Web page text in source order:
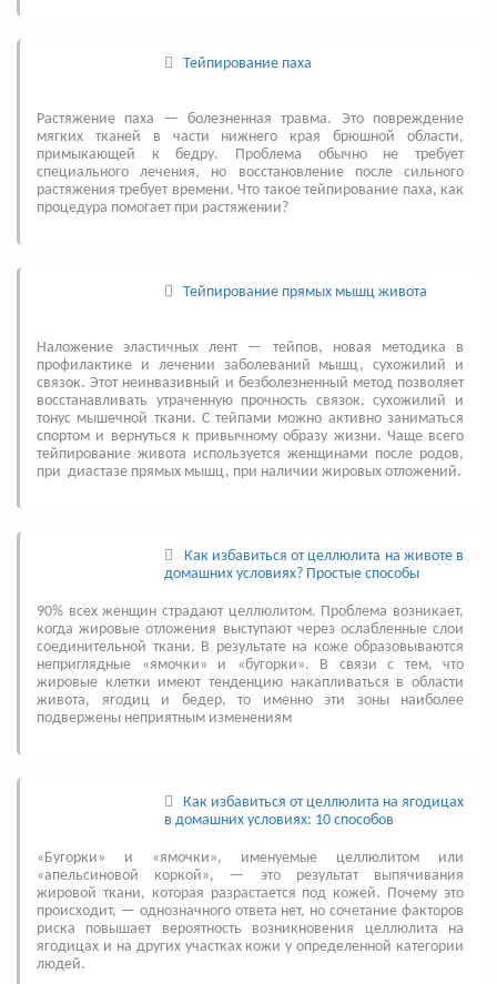
Тейпирование паха
Растяжение паха — болезненная травма. Это повреждение
мягких тканей в части нижнего края брюшной области,
примыкающей к бедру. Проблема обычно не требует
специального лечения, но восстановление после сильного
растяжения требует времени. Что такое тейпирование паха, как
процедура помогает при растяжении?
Тейпирование прямых мышц живота
Наложение эластичных лент — тейпов, новая методика в
профилактике и лечении заболеваний мышц, сухожилий и
связок. Этот неинвазивный и безболезненный метод позволяет
восстанавливать утраченную прочность связок, сухожилий и
тонус мышечной ткани. С тейпами можно активно заниматься
спортом и вернуться к привычному образу жизни. Чаще всего
тейпирование живота используется женщинами после родов,
при диастазе прямых мышц, при наличии жировых отложений.
Как избавиться от целлюлита на животе в
домашних условиях? Простые способы
90% всех женщин страдают целлюлитом. Проблема возникает,
когда жировые отложения выступают через ослабленные слои
соединительной ткани. В результате на коже образовываются
неприглядные «ямочки» и «бугорки». В связи с тем, что
жировые клетки имеют тенденцию накапливаться в области
живота, ягодиц и бедер, то именно эти зоны наиболее
подвержены неприятным изменениям
Как избавиться от целлюлита на ягодицах
в домашних условиях: 10 способов
«Бугорки» и «ямочки», именуемые целлюлитом или
«апельсиновой коркой», — это результат выпячивания
жировой ткани, которая разрастается под кожей. Почему это
происходит, — однозначного ответа нет, но сочетание факторов
риска повышает вероятность возникновения целлюлита на
ягодицах и на других участках кожи у определенной категории
людей.